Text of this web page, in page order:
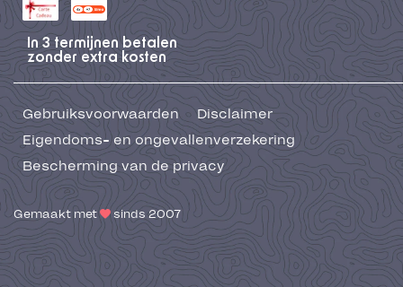
In 3 termijnen betalen
zonder extra kosten
Gebruiksvoorwaarden
Disclaimer
Eigendoms- en ongevallenverzekering
Bescherming van de privacy
Gemaakt met sinds 2007